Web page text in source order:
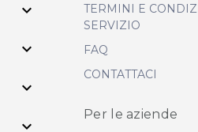
expand_more
expand_more
expand_more
expand_more
TERMINI E
SERVIZIO
FAQ
CONTATTACI
Per le aziende